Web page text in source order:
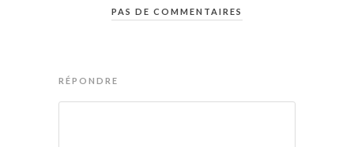
PAS DE COMMENTAIRES
RÉPONDRE